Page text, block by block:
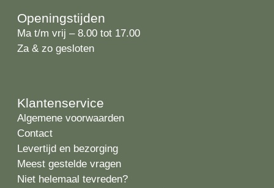
Openingstijden
Ma t/m vrij – 8.00 tot 17.00
Za & zo gesloten
Klantenservice
Algemene voorwaarden
Contact
Levertijd en bezorging
Meest gestelde vragen
Niet helemaal tevreden?